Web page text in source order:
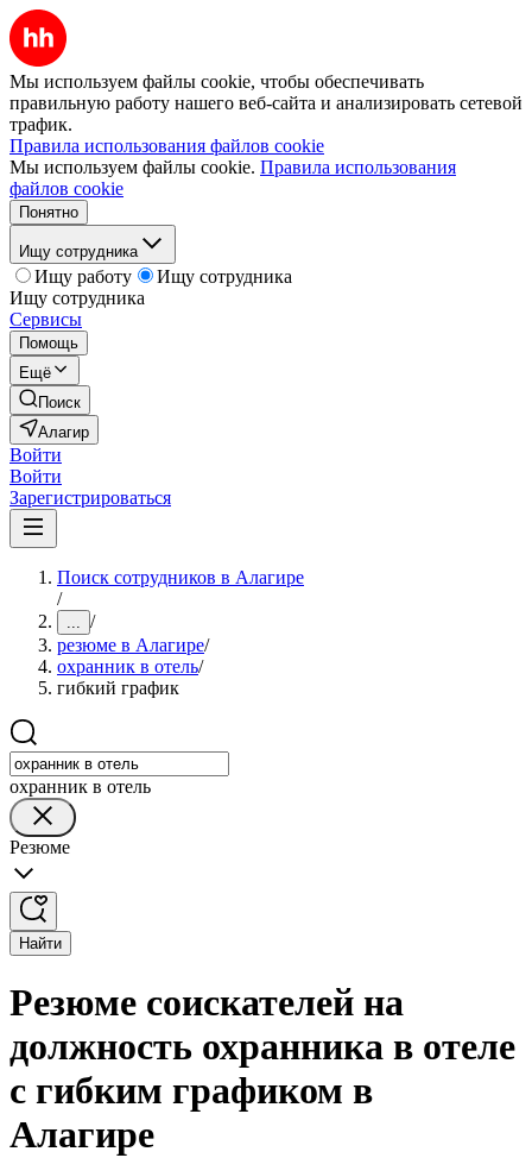
Мы используем файлы cookie, чтобы обеспечивать
правильную работу нашего веб-сайта и анализировать сетевой
трафик.
Правила использования файлов cookie
Мы используем файлы cookie. Правила использования
файлов cookie
Понятно
Ищу сотрудника
Ищу работу
Ищу сотрудника
Ищу сотрудника
Сервисы
Помощь
Ещё
Поиск
Алагир
Войти
Войти
Зарегистрироваться
Поиск сотрудников в Алагире
/
... /
резюме в Алагире/
охранник в отель/
гибкий график
охранник в отель
Резюме
Найти
Резюме соискателей на
должность охранника в отеле
с гибким графиком в
Алагире